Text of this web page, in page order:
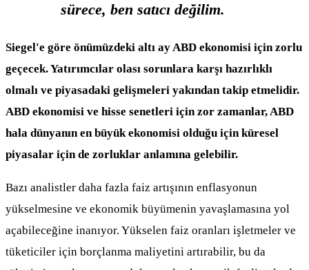
sürece, ben satıcı değilim.
Siegel'e göre önümüzdeki altı ay ABD ekonomisi için zorlu
geçecek. Yatırımcılar olası sorunlara karşı hazırlıklı
olmalı ve piyasadaki gelişmeleri yakından takip etmelidir.
ABD ekonomisi ve hisse senetleri için zor zamanlar, ABD
hala dünyanın en büyük ekonomisi olduğu için küresel
piyasalar için de zorluklar anlamına gelebilir.
Bazı analistler daha fazla faiz artışının enflasyonun
yükselmesine ve ekonomik büyümenin yavaşlamasına yol
açabileceğine inanıyor. Yükselen faiz oranları işletmeler ve
tüketiciler için borçlanma maliyetini artırabilir, bu da